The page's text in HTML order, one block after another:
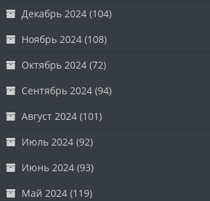
Декабрь 2024 (104)
Ноябрь 2024 (108)
Октябрь 2024 (72)
Сентябрь 2024 (94)
Август 2024 (101)
Июль 2024 (92)
Июнь 2024 (93)
Май 2024 (119)